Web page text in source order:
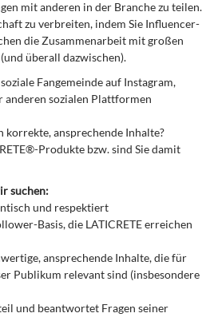
mit anderen in der Branche zu teilen.
zu verbreiten, indem Sie Influencer-
die Zusammenarbeit mit großen
überall dazwischen).
Fangemeinde auf Instagram,
anderen sozialen Plattformen
korrekte, ansprechende Inhalte?
Produkte bzw. sind Sie damit
suchen:
und respektiert
Basis, die LATICRETE erreichen
ansprechende Inhalte, die für
Publikum relevant sind (insbesondere
und beantwortet Fragen seiner